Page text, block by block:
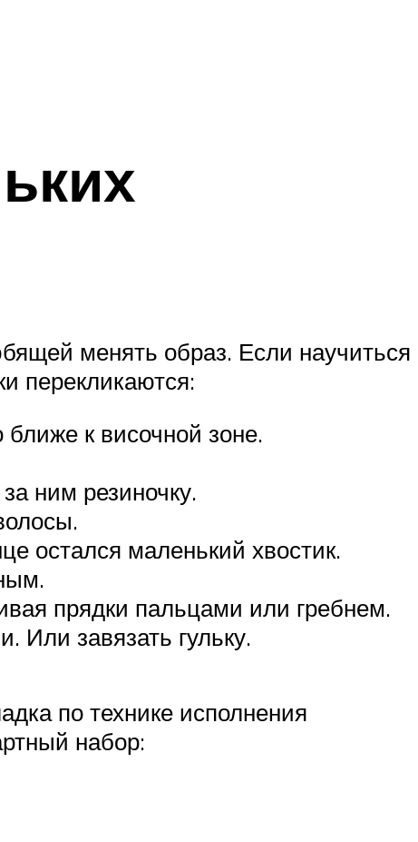
менять образ. Если научиться
перекликаются:
к височной зоне.
ним резиночку.
остался маленький хвостик.
прядки пальцами или гребнем.
Или завязать гульку.
по технике исполнения
набор: